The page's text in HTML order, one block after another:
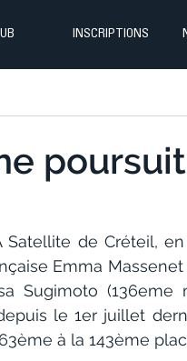
INSCRIPTIONS
de Créteil,
Emma
Sugimoto (136eme
le 1er juillet
à la 143ème